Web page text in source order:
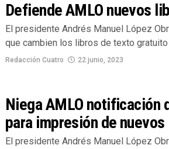
Defiende AMLO nuevos
El presidente Andrés Manuel López
que cambien los libros de texto
Redacción Cuatro 22 junio, 2023
Niega AMLO notificación
para impresión de
El presidente Andrés Manuel López